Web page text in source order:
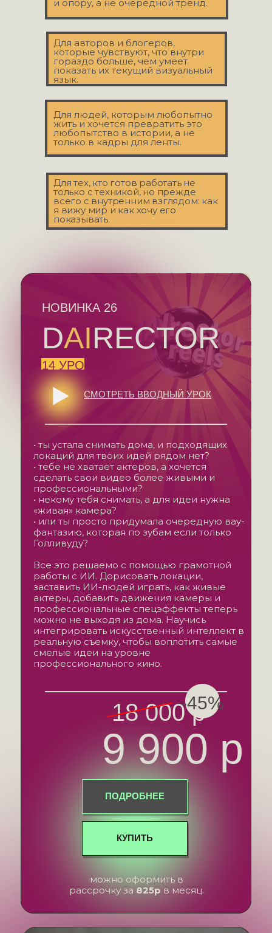
и опору, а не очередной тренд.
Для людей, которым любопытно
жить и хочется превратить это
любопытство в истории, а не
только в кадры для ленты.
Для тех, кто готов работать не
только с техникой, но прежде
всего с внутренним взглядом: как
я вижу мир и как хочу его
показывать.
Для авторов и блогеров,
которые чувствуют, что внутри
гораздо больше, чем умеет
показать их текущий визуальный
язык.
КУПИТЬ
ПОДРОБНЕЕ
9 900 р
18 000 р
-45%
можно оформить в
рассрочку за 825р в месяц.
• ты устала снимать дома, и подходящих
локаций для твоих идей рядом нет?
• тебе не хватает актеров, а хочется
сделать свои видео более живыми и
профессиональными?
• некому тебя снимать, а для идеи нужна
«живая» камера?
• или ты просто придумала очередную вау-
фантазию, которая по зубам если только
Голливуду?
Все это решаемо с помощью грамотной
работы с ИИ. Дорисовать локации,
заставить ИИ-людей играть, как живые
актеры, добавить движения камеры и
профессиональные спецэффекты теперь
можно не выходя из дома. Научись
интегрировать искусственный интеллект в
реальную съемку, чтобы воплотить самые
смелые идеи на уровне
профессионального кино.
DAIRECTOR
14 УРОКОВ
НОВИНКА 26
СМОТРЕТЬ ВВОДНЫЙ УРОК